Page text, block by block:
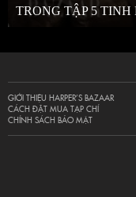
TRONG TẬP 5 TINH
GIỚI THIỆU HARPER’S BAZAAR
CÁCH ĐẶT MUA TẠP CHÍ
CHÍNH SÁCH BẢO MẬT